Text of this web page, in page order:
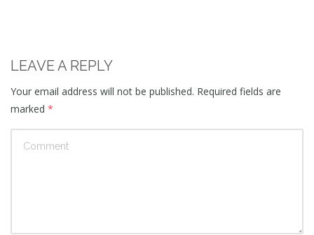
LEAVE A REPLY
Your email address will not be published. Required fields are
marked *